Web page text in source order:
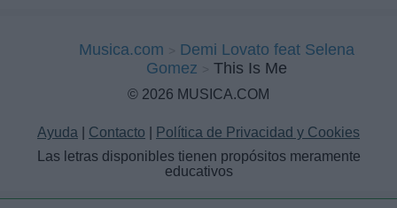
Musica.com
Demi Lovato feat Selena
Gomez
This Is Me
© 2026 MUSICA.COM
Ayuda Contacto
Política de Privacidad y Cookies
Las letras disponibles tienen propósitos meramente
educativos